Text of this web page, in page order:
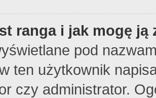
ranga i jak mogę ją
pod
ten użytkownik
czy administrator.